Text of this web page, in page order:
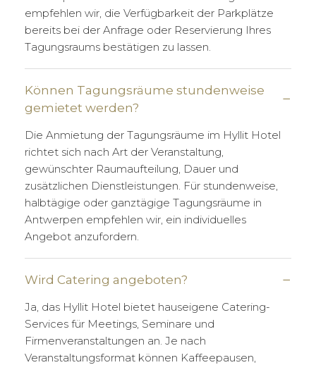
empfehlen wir, die Verfügbarkeit der Parkplätze
bereits bei der Anfrage oder Reservierung Ihres
Tagungsraums bestätigen zu lassen.
Können Tagungsräume stundenweise
gemietet werden?
Die Anmietung der Tagungsräume im Hyllit Hotel
richtet sich nach Art der Veranstaltung,
gewünschter Raumaufteilung, Dauer und
zusätzlichen Dienstleistungen. Für stundenweise,
halbtägige oder ganztägige Tagungsräume in
Antwerpen empfehlen wir, ein individuelles
Angebot anzufordern.
Wird Catering angeboten?
Ja, das Hyllit Hotel bietet hauseigene Catering-
Services für Meetings, Seminare und
Firmenveranstaltungen an. Je nach
Veranstaltungsformat können Kaffeepausen,